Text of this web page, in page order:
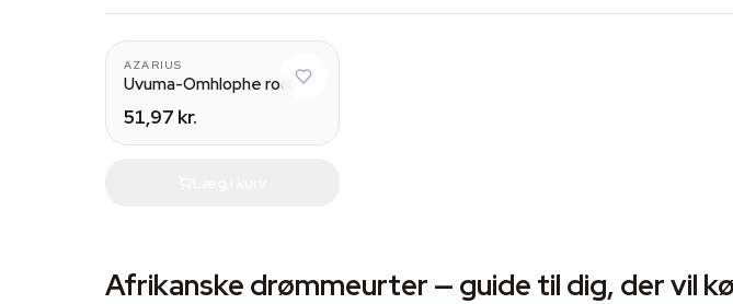
AZARIUS
Uvuma-Omhlophe rod
51,97 kr.
Afrikanske drømmeurter — guide til dig, der vil